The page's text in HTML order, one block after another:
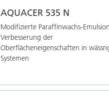
AQUACER 535 N
Modifizierte Paraffinwachs-
Verbesserung der
Oberflächeneigenschaften in
Systemen